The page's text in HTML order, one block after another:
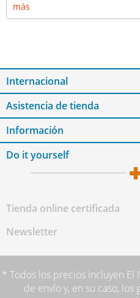
más
Internacional
Asistencia de tienda
Información
Do it yourself
Tienda online certificada
Newsletter
* Todos los precios incluyen El
de envíoy, en su caso, los